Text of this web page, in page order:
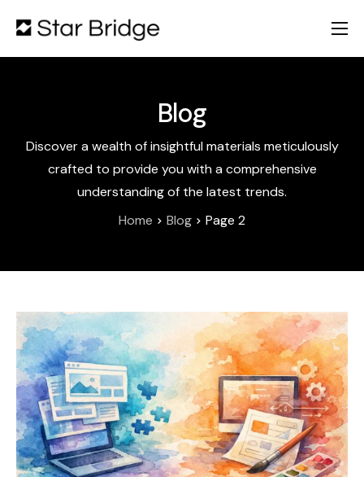
Chi Siamo
Blog
Discover a wealth of insightful materials meticulously
crafted to provide you with a comprehensive
understanding of the latest trends.
Home
Blog Page 2